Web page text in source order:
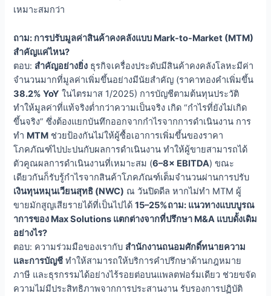
เหมาะสมกว่า
ถาม: การปรับมูลค่าสินค้าคงคลังแบบ Mark-to-Market (MTM)
สำคัญแค่ไหน?
ตอบ: สำคัญอย่างยิ่ง ธุรกิจเครื่องประดับมีสินค้าคงคลังโลหะมีค่า
จำนวนมากที่มูลค่าเพิ่มขึ้นอย่างมีนัยสำคัญ (ราคาทองคำเพิ่มขึ้น
38.2% YoY ในไตรมาส 1/2025) การบัญชีตามต้นทุนประวัติ
ทำให้มูลค่าที่แท้จริงต่ำกว่าความเป็นจริง เกิด “กำไรที่ยังไม่เกิด
ขึ้นจริง” ซึ่งต้องแยกบันทึกออกจากกำไรจากการดำเนินงาน การ
ทำ MTM ช่วยป้องกันไม่ให้ผู้ซื้อเอาการเพิ่มขึ้นของราคา
โภคภัณฑ์ไปปะปนกับผลการดำเนินงาน ทำให้ผู้ขายสามารถได้
ตัวคูณผลการดำเนินงานที่เหมาะสม (6–8× EBITDA) ขณะ
เดียวกันก็รับรู้กำไรจากสินค้าโภคภัณฑ์เต็มจำนวนผ่านการปรับ
เงินทุนหมุนเวียนสุทธิ (NWC) ณ วันปิดดีล หากไม่ทำ MTM ผู้
ขายมักสูญเสียรายได้ที่เป็นไปได้15–25%ถาม: แนวทางแบบบูรณ
าการของ Max Solutions แตกต่างจากที่ปรึกษา M&A แบบดั้งเดิม
อย่างไร?
ตอบ: ความร่วมมือของเรากับ สำนักงานถนอมศักดิ์ทนายความ
และการบัญชี ทำให้สามารถให้บริการคำปรึกษาด้านกฎหมาย
ภาษี และธุรกรรมได้อย่างไร้รอยต่อบนแพลตฟอร์มเดียว ช่วยขจัด
ความไม่มีประสิทธิภาพจากการประสานงาน รับรองการปฏิบัติ